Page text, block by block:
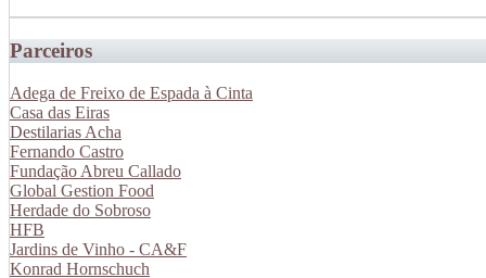
Parceiros
Adega de Freixo de Espada à Cinta
Casa das Eiras
Destilarias Acha
Fernando Castro
Fundação Abreu Callado
Global Gestion Food
Herdade do Sobroso
HFB
Jardins de Vinho - CA&F
Konrad Hornschuch